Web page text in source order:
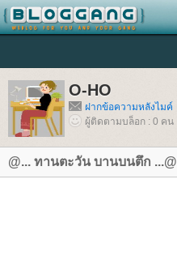
O-HO
ฝากข้อความหลังไมค์
ผู้ติดตามบล็อก : 0 คน
@... ทานตะวัน บานบนตึก ...@